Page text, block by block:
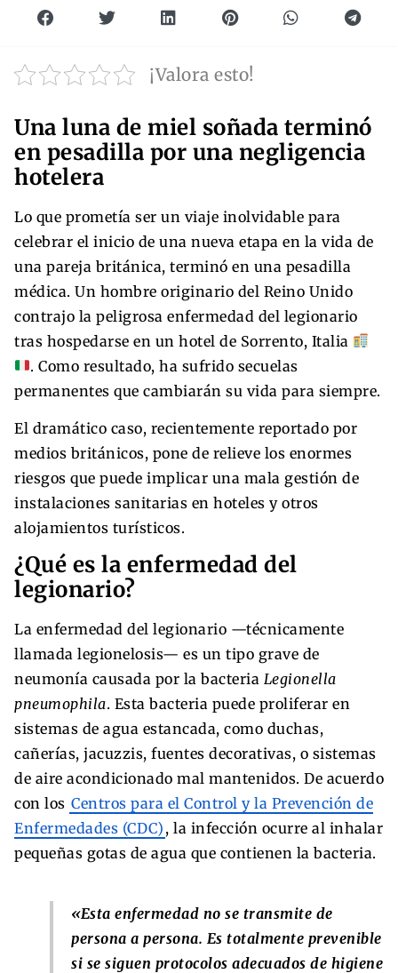
¡Valora esto!
Una luna de miel soñada terminó
en pesadilla por una negligencia
hotelera
Lo que prometía ser un viaje inolvidable para
celebrar el inicio de una nueva etapa en la vida de
una pareja británica, terminó en una pesadilla
médica. Un hombre originario del Reino Unido
contrajo la peligrosa enfermedad del legionario
tras hospedarse en un hotel de Sorrento, Italia
. Como resultado, ha sufrido secuelas
permanentes que cambiarán su vida para siempre.
El dramático caso, recientemente reportado por
medios británicos, pone de relieve los enormes
riesgos que puede implicar una mala gestión de
instalaciones sanitarias en hoteles y otros
alojamientos turísticos.
¿Qué es la enfermedad del
legionario?
La enfermedad del legionario —técnicamente
llamada legionelosis— es un tipo grave de
neumonía causada por la bacteria Legionella
pneumophila. Esta bacteria puede proliferar en
sistemas de agua estancada, como duchas,
cañerías, jacuzzis, fuentes decorativas, o sistemas
de aire acondicionado mal mantenidos. De acuerdo
con los Centros para el Control y la Prevención de
Enfermedades (CDC) , la infección ocurre al inhalar
pequeñas gotas de agua que contienen la bacteria.
«Esta enfermedad no se transmite de
persona a persona. Es totalmente prevenible
si se siguen protocolos adecuados de higiene